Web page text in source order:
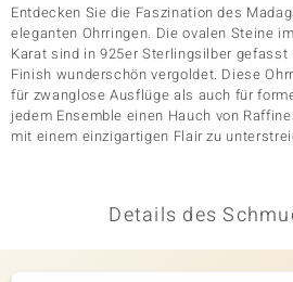
Entdecken Sie die Faszination des
eleganten Ohrringen. Die ovalen Steine
Karat sind in 925er Sterlingsilber
Finish wunderschön vergoldet. Diese
für zwanglose Ausflüge als auch für
jedem Ensemble einen Hauch von
mit einem einzigartigen Flair zu
Details des